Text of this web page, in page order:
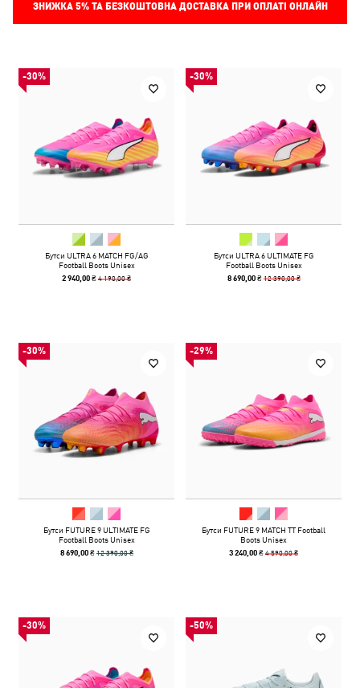
ЗНИЖКА 5%ТА БЕЗКОШТОВНА ДОСТАВКА ПРИ ОПЛАТІ ОНЛАЙН
-30%
Бутси ULTRA 6 MATCH FG/AG
Football Boots Unisex
2 940,00 ₴4 190,00 ₴
-30%
Бутси ULTRA 6 ULTIMATE FG
Football Boots Unisex
8 690,00 ₴ 12 390,00 ₴
-30%
Бутси FUTURE 9 ULTIMATE FG
Football Boots Unisex
8 690,00 ₴ 12 390,00 ₴
-29%
Бутси FUTURE 9 MATCH TT Football
Boots Unisex
3 240,00 ₴4 590,00 ₴
-30% -50%